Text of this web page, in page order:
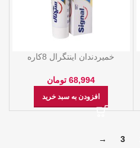
خمیردندان اینتگرال 8کاره
68,994 تومان
افزودن به سبد خرید
3
→